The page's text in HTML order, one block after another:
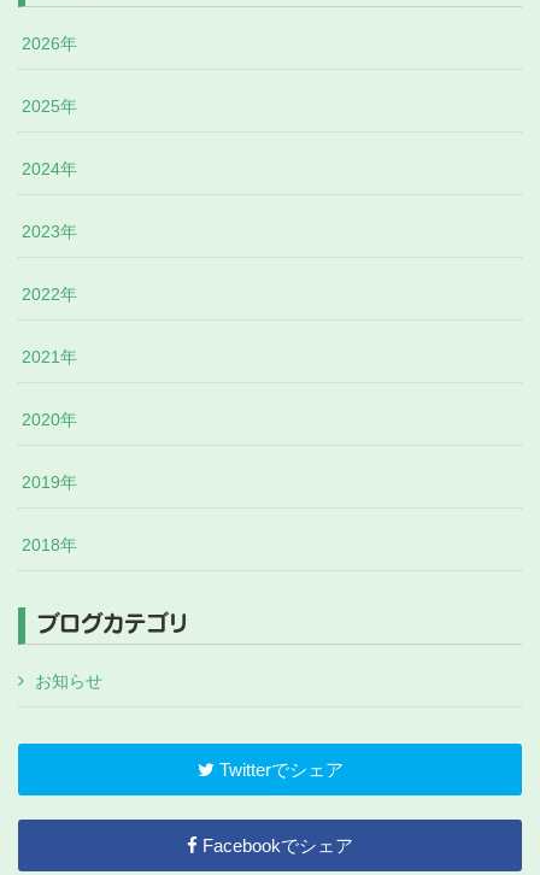
2026年
2025年
2024年
2023年
2022年
2021年
2020年
2019年
2018年
ブログカテゴリ
お知らせ
Twitterでシェア
Facebookでシェア